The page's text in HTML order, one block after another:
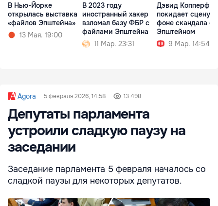
В Нью-Йорке
открылась выставка
«файлов Эпштейна»
13 Мая. 19:00
В 2023 году
иностранный хакер
взломал базу ФБР с
файлами Эпштейна
11 Мар. 23:31
Дэвид
покидает сцену
фоне скандала с
Эпштейном
9 Мар. 14:54
Agora 5 февраля 2026, 14:58 13 498
Депутаты парламента
устроили сладкую паузу на
заседании
Заседание парламента 5 февраля началось со
сладкой паузы для некоторых депутатов.